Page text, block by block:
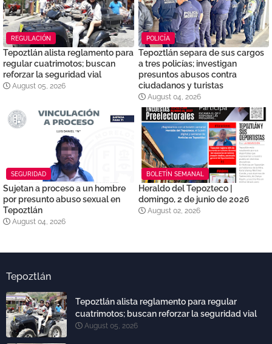
REGULACIÓN
Tepoztlán alista reglamento para
regular cuatrimotos; buscan
reforzar la seguridad vial
August 05, 2026
POLICÍA
Tepoztlán separa de sus cargos
a tres policías; investigan
presuntos abusos contra
ciudadanos y turistas
August 04, 2026
SEGURIDAD
Sujetan a proceso a un hombre
por presunto abuso sexual en
Tepoztlán
August 04, 2026
BOLETÍN SEMANAL
Heraldo del Tepozteco |
domingo, 2 de junio de 2026
August 02, 2026
Tepoztlán
Tepoztlán alista reglamento para regular
cuatrimotos; buscan reforzar la seguridad vial
August 05, 2026